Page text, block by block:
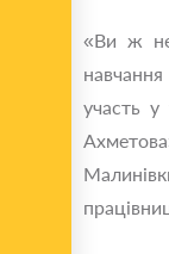
«Ви ж не
участь